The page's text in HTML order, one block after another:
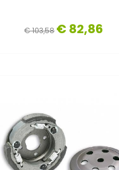
€ 103,58 € 82,86